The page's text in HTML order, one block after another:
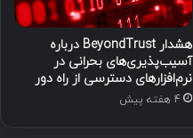
هشدار BeyondTrust درباره
آسیب‌پذیری‌های بحرانی در
نرم‌افزارهای دسترسی از راه دور
4 هفته پیش